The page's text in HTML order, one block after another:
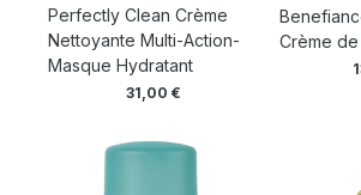
Perfectly Clean Crème
Nettoyante Multi-Action-
Masque Hydratant
31,00 €
Crème